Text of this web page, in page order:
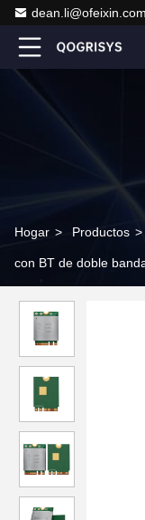
dean.li@ofeixin.com
Hogar > Productos >
con BT de doble